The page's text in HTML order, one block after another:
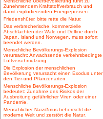
Zunehmendem Kraftstoffverbrauch und
damit explodierenden Energiepreisen.
Friedenshüter, bitte rette die Natur.
Das verbrecherische, kommerzielle
Abschlachten der Wale und Delfine durch
Japan, Island und Norwegen, muss sofort
beendet werden.
Menschliche Bevölkerungs-Explosion
verursacht: Anwachsende verkehrsbedingte
Luftverschmutzung.
Die Explosion der menschlichen
Bevölkerung verursacht einen Exodus unter
den Tier-und Pflanzenarten.
Menschliche Bevölkerungs-Explosion
bedeutet: Zunahme des Risikos der
Ausbreitung gefährlicher Viren oder einer
Pandemie.
Menschlicher Narzißmus beherrscht die
moderne Welt und zerstört die Natur.